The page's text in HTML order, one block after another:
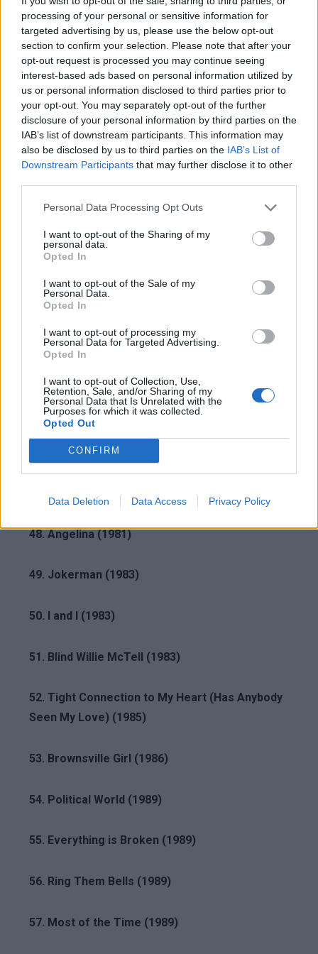
processing of your personal or sensitive information for
targeted advertising by us, please use the below opt-out
section to confirm your selection. Please note that after your
opt-out request is processed you may continue seeing
interest-based ads based on personal information utilized by
us or personal information disclosed to third parties prior to
your opt-out. You may separately opt-out of the further
disclosure of your personal information by third parties on the
IAB’s list of downstream participants. This information may
also be disclosed by us to third parties on the IAB’s List of
Downstream Participants that may further disclose it to other
Personal Data Processing Opt Outs
I want to opt-out of the Sharing of my
personal data.
Opted In
I want to opt-out of the Sale of my
Personal Data.
Opted In
I want to opt-out of processing my
Personal Data for Targeted Advertising.
Opted In
I want to opt-out of Collection, Use,
Retention, Sale, and/or Sharing of my
Personal Data that Is Unrelated with the
Purposes for which it was collected.
Opted Out
CONFIRM
Data Deletion Data Access Privacy Policy
37. Isis (1975)
38. One More Cup of Coffee (1975)
39. Changing of the Guards (1978)
40. No Time to Think (1978)
41. Senor (Tales of Yankee Power) (1978)
42. Where Are You Tonight (Journey Through
43. Gotta Serve Somebody (1979)
44. Slow Train Coming (1979)
45. When He Returns (1979)
46. The Groom’s Still Waiting at the Altar (1981)
47. Every Grain of Sand (1981)
48. Angelina (1981)
49. Jokerman (1983)
50. I and I (1983)
51. Blind Willie McTell (1983)
52. Tight Connection to My Heart (Has Anybody
Seen My Love) (1985)
53. Brownsville Girl (1986)
54. Political World (1989)
55. Everything is Broken (1989)
56. Ring Them Bells (1989)
57. Most of the Time (1989)